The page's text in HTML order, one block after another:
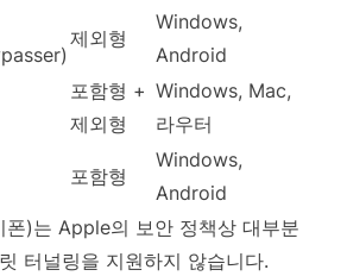
제외형
Windows,
Android
포함형 +
제외형
Windows, Mac,
라우터
포함형
Windows,
Android
폰)는 Apple의 보안 정책상 대부분
터널링을 지원하지 않습니다.